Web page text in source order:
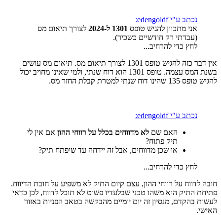
נכתב ע"י edengoldf:
אני מתכוון להגיש טופס 1301 ל‑2024
לצורך תיאום מס
(עבדתי רק חודשיים כשכיר).
לחץ כדי להרחיב...
אין דבר כזה להגיש טופס 1301 לצורך תיאום מס. תיאום מס עושים
בשנת המס עצמה. טופס 1301 הוא דוח שנתי, ולמי שאינו מחויב יכול
להגיש טופס 135 שהינו דוח שנתי למטרת קבלת החזר מס.
נכתב ע"י edengoldf:
האם שם לא מדווחים בכלל על רווחי ההון אם אין לי
תיק פתוח?
או שכן מדווחים, אבל זה יידחה עד שיפתח תיק?
לחץ כדי להרחיב...
חובה לדווח על רווחי ההון, עצם קיום התיק לא משפיע על חובת הדיווח.
פתיחת התיק הוא משהו טכני שבלעדיו פשוט לא תוכל לדווח, לכן כדאי
לעשות בהקדם, מנסיון זה יום יומיים מהבקשה בטאב הפניות באזור
האישי.